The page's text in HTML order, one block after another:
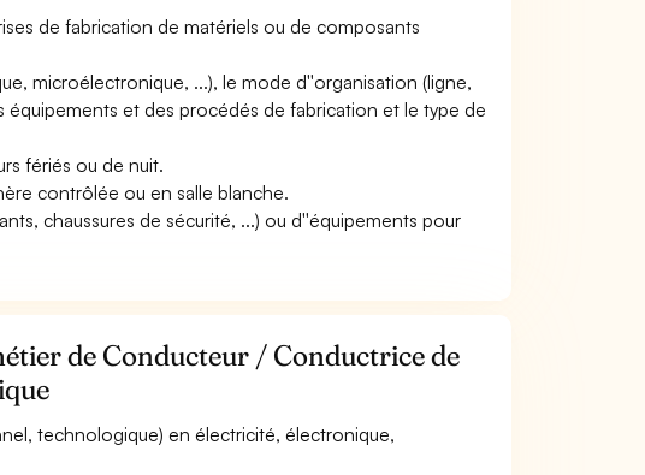
de fabrication de matériels ou de composants
microélectronique, ...), le mode d''organisation (ligne,
et des procédés de fabrication et le type de
fériés ou de nuit.
contrôlée ou en salle blanche.
chaussures de sécurité, ...) ou d''équipements pour
de Conducteur / Conductrice de
technologique) en électricité, électronique,